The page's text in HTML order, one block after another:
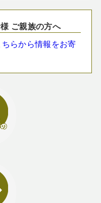
ご親族の方へ
らから情報をお寄